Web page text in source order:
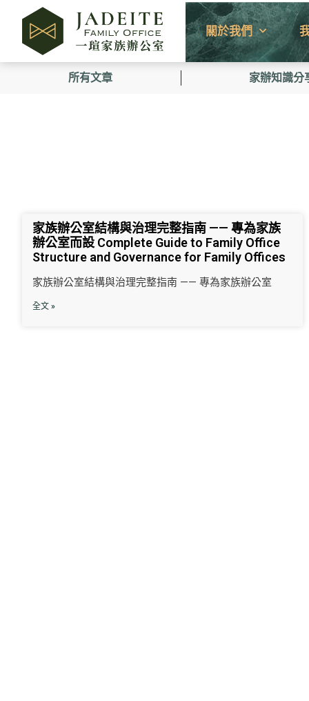
關於我們
所有文章 家辦知識分
家族辦公室結構與治理完整指南 —— 專為家族
辦公室而設 Complete Guide to Family Office
Structure and Governance for Family Offices
家族辦公室結構與治理完整指南 —— 專為家族辦公室
全文 »